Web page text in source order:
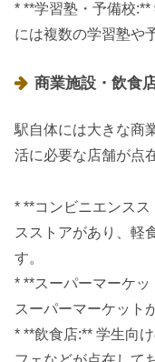
* **学習塾・予備校
には複数の学習塾や
商業施設・飲食
駅自体には大きな商
活に必要な店舗が点
* **コンビニエンス
スストアがあり、軽
す。
* **スーパーマーケ
スーパーマーケット
* **飲食店:** 学生向